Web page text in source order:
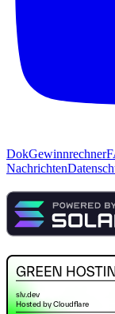
DokGewinnrechner
Nachrichten